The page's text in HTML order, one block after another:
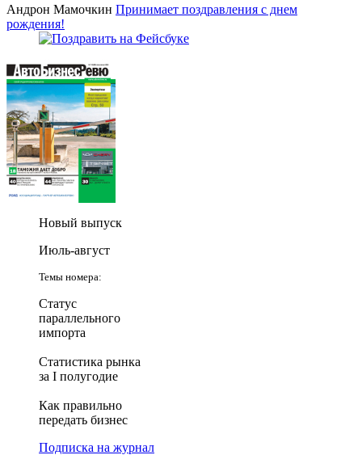
Андрон Мамочкин Принимает поздравления с днем
рождения!
Новый выпуск
Июль-август
Темы номера:
Статус
параллельного
импорта
Статистика рынка
за I полугодие
Как правильно
передать бизнес
Подписка на журнал